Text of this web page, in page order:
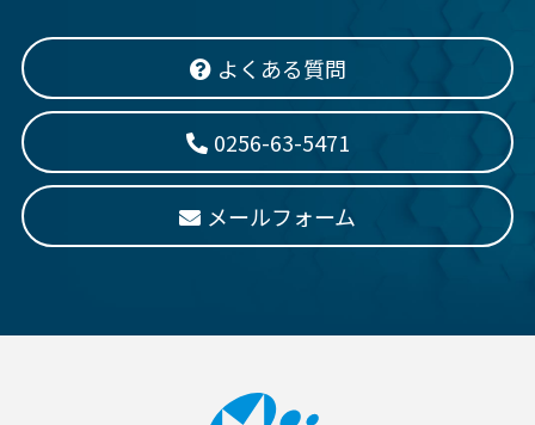
よくある質問
0256-63-5471
メールフォーム